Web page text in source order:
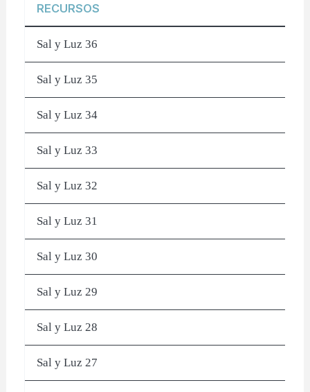
RECURSOS
Sal y Luz 36
Sal y Luz 35
Sal y Luz 34
Sal y Luz 33
Sal y Luz 32
Sal y Luz 31
Sal y Luz 30
Sal y Luz 29
Sal y Luz 28
Sal y Luz 27